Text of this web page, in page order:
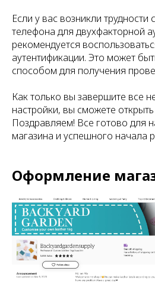
Если у вас возникли
телефона для двухфакторной
рекомендуется
аутентификации. Это может
способом для получения
Как только вы завершите все
настройки, вы сможете
Поздравляем! Все готово для
магазина и успешного начала
Оформление